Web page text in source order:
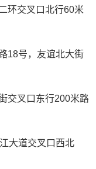
环交叉口北行60米
18号，友谊北大街
交叉口东行200米路
大道交叉口西北